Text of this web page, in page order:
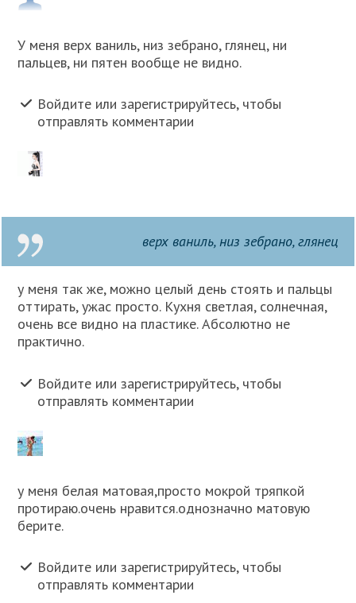
У меня верх ваниль, низ зебрано, глянец, ни
пальцев, ни пятен вообще не видно.
Войдите или зарегистрируйтесь, чтобы
отправлять комментарии
верх ваниль, низ зебрано, глянец
у меня так же, можно целый день стоять и пальцы
оттирать, ужас просто. Кухня светлая, солнечная,
очень все видно на пластике. Абсолютно не
практично.
Войдите или зарегистрируйтесь, чтобы
отправлять комментарии
у меня белая матовая,просто мокрой тряпкой
протираю.очень нравится.однозначно матовую
берите.
Войдите или зарегистрируйтесь, чтобы
отправлять комментарии